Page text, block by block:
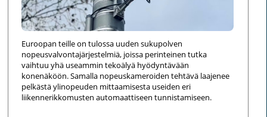
Euroopan teille on tulossa uuden sukupolven
nopeusvalvontajärjestelmiä, joissa perinteinen tutka
vaihtuu yhä useammin tekoälyä hyödyntävään
konenäköön. Samalla nopeuskameroiden tehtävä laajenee
pelkästä ylinopeuden mittaamisesta useiden eri
liikennerikkomusten automaattiseen tunnistamiseen.